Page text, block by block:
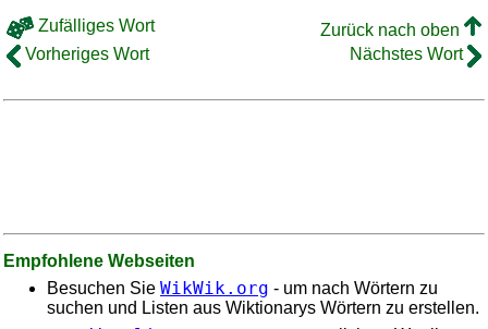
Zufälliges Wort
Zurück nach oben
Vorheriges Wort
Nächstes Wort
Empfohlene Webseiten
Besuchen Sie WikWik.org - um nach Wörtern zu
suchen und Listen aus Wiktionarys Wörtern zu erstellen.